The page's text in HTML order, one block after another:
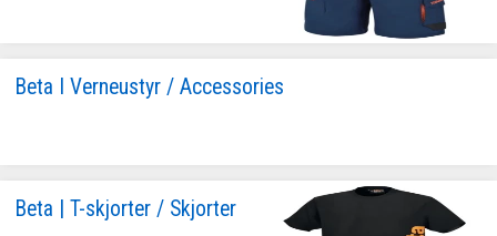
Beta I Verneustyr / Accessories
Beta | T-skjorter / Skjorter